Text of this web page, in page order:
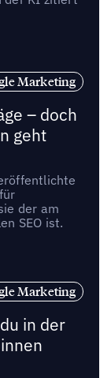
Marketing
– doch
geht
der am
SEO ist.
Marketing
in der